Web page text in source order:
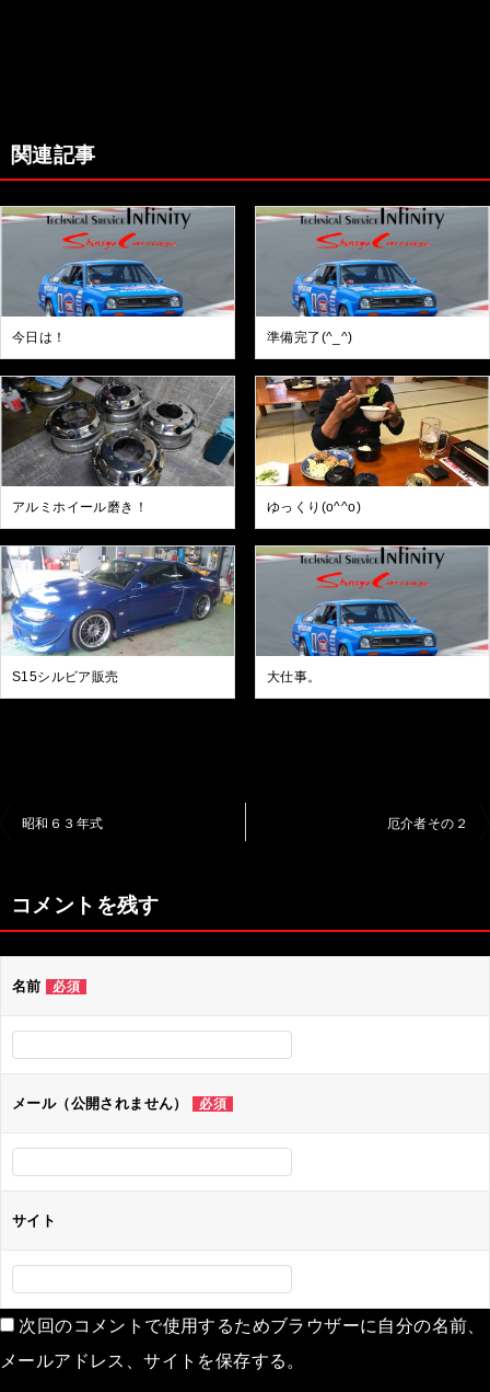
関連記事
今日は！ 準備完了(^_^)
アルミホイール磨き！ ゆっくり(o^^o)
S15シルビア販売 大仕事。
ビ
ゲ
ー
シ
ョ
ン
昭和６３年式 厄介者その２
コメントを残す
名前 必須
メール（公開されません） 必須
サイト
次回のコメントで使用するためブラウザーに自分の名前、
メールアドレス、サイトを保存する。